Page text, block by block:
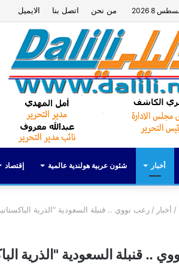
8 2026 من نحن اتصل بنا الايميل
أخبار شئون عربية هولندية عالمية إقتصاد
/ أخبار / رعب نووي .. قنبلة السعودية "الذرية
.. قنبلة السعودية "الذرية